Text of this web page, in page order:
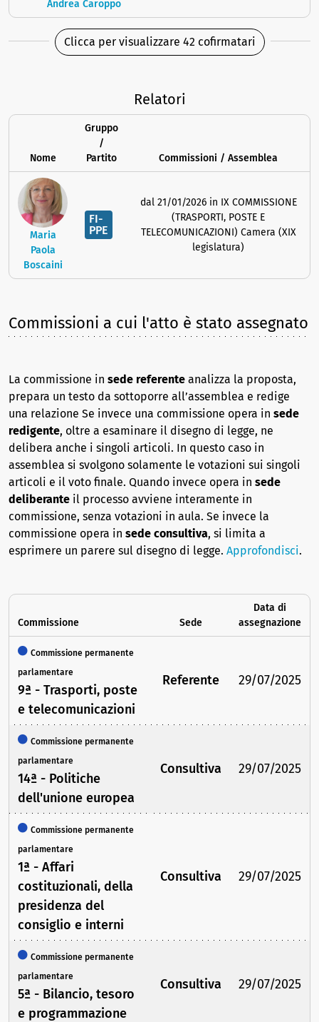
Andrea Caroppo
Clicca per visualizzare 42 cofirmatari
Relatori
Nome
Gruppo
/
Partito
Commissioni / Assemblea
Maria
Paola
Boscaini
FI-
PPE
dal 21/01/2026 in IX COMMISSIONE
(TRASPORTI, POSTE E
TELECOMUNICAZIONI) Camera (XIX
legislatura)
Commissioni a cui l'atto è stato assegnato
La commissione in sede referente analizza la proposta,
prepara un testo da sottoporre all’assemblea e redige
una relazione Se invece una commissione opera in sede
redigente, oltre a esaminare il disegno di legge, ne
delibera anche i singoli articoli. In questo caso in
assemblea si svolgono solamente le votazioni sui singoli
articoli e il voto finale. Quando invece opera in sede
deliberante il processo avviene interamente in
commissione, senza votazioni in aula. Se invece la
commissione opera in sede consultiva, si limita a
esprimere un parere sul disegno di legge. Approfondisci.
Commissione Sede
Data di
assegnazione
Commissione permanente
parlamentare
9ª - Trasporti, poste
e telecomunicazioni
Referente 29/07/2025
Commissione permanente
parlamentare
14ª - Politiche
dell'unione europea
Consultiva 29/07/2025
Commissione permanente
parlamentare
1ª - Affari
costituzionali, della
presidenza del
consiglio e interni
Consultiva 29/07/2025
Commissione permanente
parlamentare
5ª - Bilancio, tesoro
e programmazione
Consultiva 29/07/2025